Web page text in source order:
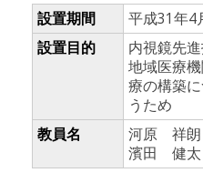
設置期間
平成31年4
設置目的
内視鏡先
地域医療
療の構築
うため
教員名
河原 祥朗
濱田 健太